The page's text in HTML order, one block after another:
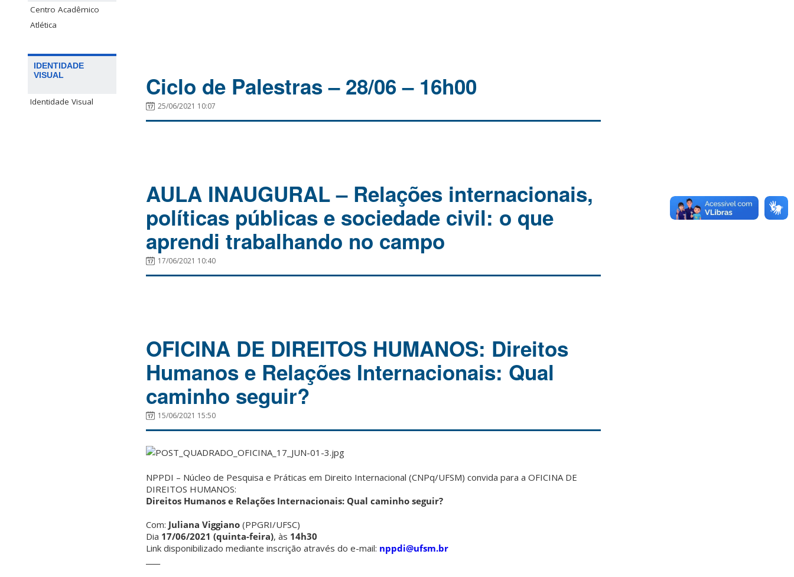
Centro Acadêmico
Atlética
IDENTIDADE
VISUAL
Identidade Visual
Ciclo de Palestras – 28/06 – 16h00
25/06/2021 10:07
AULA INAUGURAL – Relações internacionais,
políticas públicas e sociedade civil: o que
aprendi trabalhando no campo
17/06/2021 10:40
OFICINA DE DIREITOS HUMANOS: Direitos
Humanos e Relações Internacionais: Qual
caminho seguir?
15/06/2021 15:50
NPPDI – Núcleo de Pesquisa e Práticas em Direito Internacional (CNPq/UFSM) convida para a OFICINA DE
DIREITOS HUMANOS:
Direitos Humanos e Relações Internacionais: Qual caminho seguir?
Com: Juliana Viggiano (PPGRI/UFSC)
Dia 17/06/2021 (quinta-feira), às 14h30
Link disponibilizado mediante inscrição através do e-mail: nppdi@ufsm.br